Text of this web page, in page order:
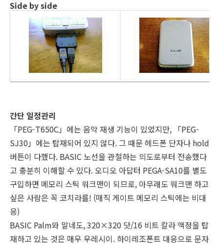
Side by side
간단 일정관리
「PEG-T650C」에는 음악 재생 기능이 있었지만, 「PEG-
SJ30」에는 탑재되어 있지 않다. 그 때문 헤드폰 단자나 hold
버튼이 다했다. BASIC 노선을 관철하는 의도로부터 전송했다
고 충분히 이해할 수 있다. 오디오 아답터 PEGA-SA10를 별도
구입하면 메모리 스틱 워크맨이 되므로, 아무래도 워크맨 하고
싶은 사람은 꼭 코치라를! (매직 게이트 메모리 스틱에는 비대
응)
BASIC Palm와 말네도, 320×320 닷/16 비트 칼라 액정을 탑
재하고 있는 것은 매우 우레시이. 하이레조폰트 대응으로 문자